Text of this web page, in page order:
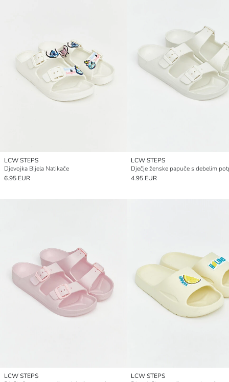
LCW STEPS
Djevojka Bijela Natikače
6.95 EUR
LCW STEPS
4.95 EUR
LCW STEPS
LCW STEPS